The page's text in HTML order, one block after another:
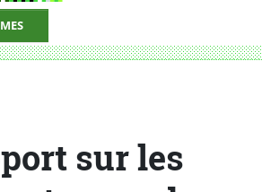
du décès de Skander
sur les